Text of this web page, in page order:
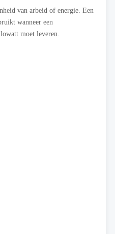
van arbeid of energie. Een
wanneer een
moet leveren.